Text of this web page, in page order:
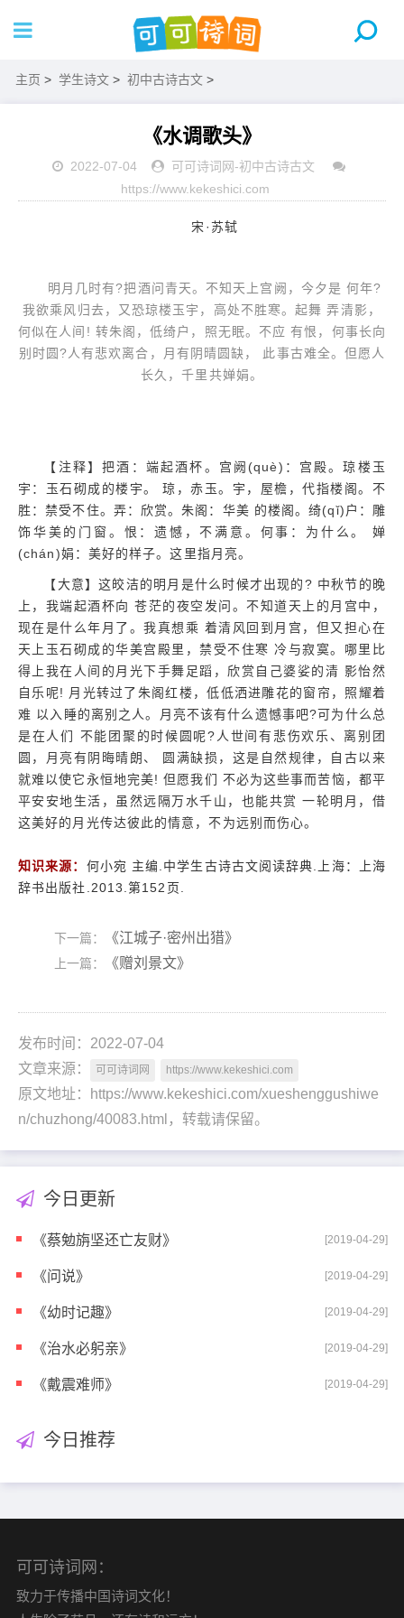
主页 > 学生诗文 > 初中古诗古文 >
《水调歌头》
2022-07-04 可可诗词网-初中古诗古文
https://www.kekeshici.com
宋·苏轼
明月几时有?把酒问青天。不知天上宫阙，今夕是 何年?
我欲乘风归去，又恐琼楼玉宇，高处不胜寒。起舞 弄清影，
何似在人间! 转朱阁，低绮户，照无眠。不应 有恨，何事长向
别时圆?人有悲欢离合，月有阴晴圆缺， 此事古难全。但愿人
长久，千里共婵娟。
【注释】把酒：端起酒杯。宫阙(què)：宫殿。琼楼玉
宇：玉石砌成的楼宇。 琼，赤玉。宇，屋檐，代指楼阁。不
胜：禁受不住。弄：欣赏。朱阁：华美 的楼阁。绮(qǐ)户：雕
饰华美的门窗。恨：遗憾，不满意。何事：为什么。 婵
(chán)娟：美好的样子。这里指月亮。
【大意】这皎洁的明月是什么时候才出现的? 中秋节的晚
上，我端起酒杯向 苍茫的夜空发问。不知道天上的月宫中，
现在是什么年月了。我真想乘 着清风回到月宫，但又担心在
天上玉石砌成的华美宫殿里，禁受不住寒 冷与寂寞。哪里比
得上我在人间的月光下手舞足蹈，欣赏自己婆娑的清 影怡然
自乐呢! 月光转过了朱阁红楼，低低洒进雕花的窗帘，照耀着
难 以入睡的离别之人。月亮不该有什么遗憾事吧?可为什么总
是在人们 不能团聚的时候圆呢?人世间有悲伤欢乐、离别团
圆，月亮有阴晦晴朗、 圆满缺损，这是自然规律，自古以来
就难以使它永恒地完美! 但愿我们 不必为这些事而苦恼，都平
平安安地生活，虽然远隔万水千山，也能共赏 一轮明月，借
这美好的月光传达彼此的情意，不为远别而伤心。
知识来源： 何小宛 主编.中学生古诗古文阅读辞典.上海：上海
辞书出版社.2013.第152页.
下一篇： 《江城子·密州出猎》
上一篇： 《赠刘景文》
发布时间：2022-07-04
文章来源：
可可诗词网 https://www.kekeshici.com
原文地址：https://www.kekeshici.com/xueshenggushiwe
n/chuzhong/40083.html，转载请保留。
今日更新
《蔡勉旃坚还亡友财》 [2019-04-29]
《问说》 [2019-04-29]
《幼时记趣》 [2019-04-29]
《治水必躬亲》 [2019-04-29]
《戴震难师》 [2019-04-29]
今日推荐
可可诗词网：
致力于传播中国诗词文化！